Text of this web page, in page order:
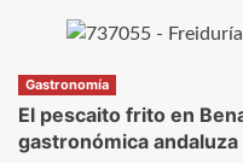
Gastronomía
El pescaito frito en
gastronómica andaluza